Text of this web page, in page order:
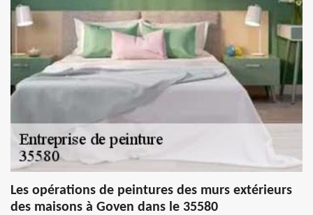
Les opérations de peintures des murs extérieurs
des maisons à Goven dans le 35580